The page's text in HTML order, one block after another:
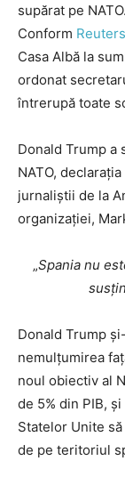
supărat pe NATO.
Conform Reuters
Casa Albă la
ordonat
întrerupă toate
Donald Trump a
NATO,
jurnaliștii de la
organizației,
„Spania nu
Donald Trump
nemulțumirea
noul obiectiv al
de 5% din PIB,
Statelor Unite
de pe teritoriul